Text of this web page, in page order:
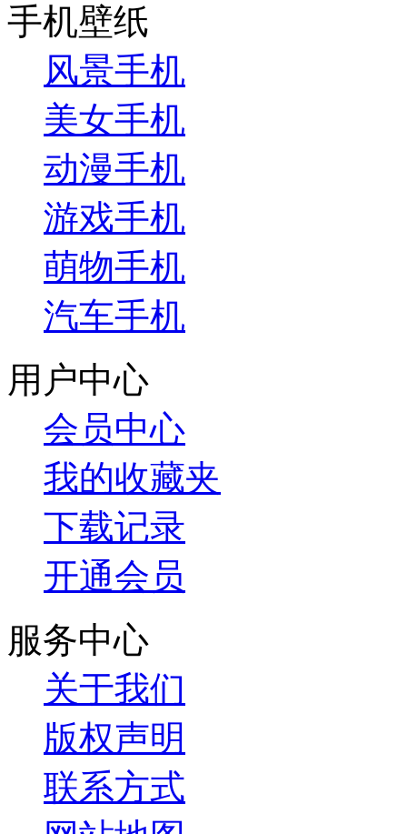
手机壁纸
风景手机
美女手机
动漫手机
游戏手机
萌物手机
汽车手机
用户中心
会员中心
我的收藏夹
下载记录
开通会员
服务中心
关于我们
版权声明
联系方式